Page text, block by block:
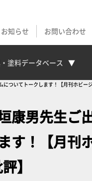
お知らせ
お問い合わせ
塗料データベース
ついてトークします！【月刊ホビー
康男先生ご
す！【月刊
】